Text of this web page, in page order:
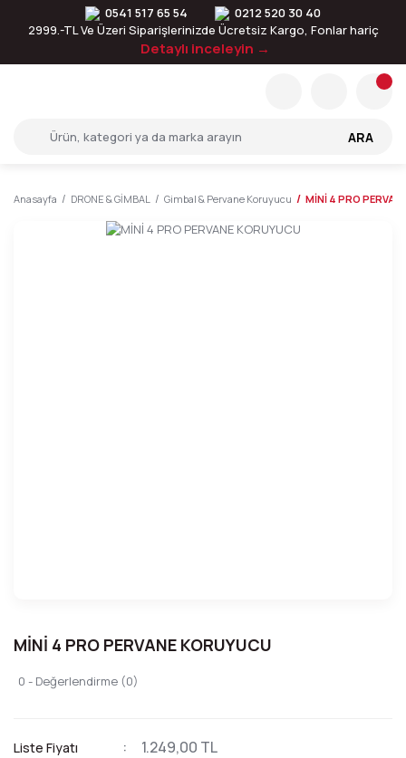
0541 517 65 54
0212 520 30 40
2999.-TL Ve Üzeri Siparişlerinizde Ücretsiz Kargo, Fonlar hariç
Detaylı inceleyin →
ARA
Anasayfa DRONE & GİMBAL Gimbal & Pervane Koruyucu MİNİ 4 PRO
MİNİ 4 PRO PERVANE KORUYUCU
0 - Değerlendirme (0)
Liste Fiyatı 1.249,00 TL